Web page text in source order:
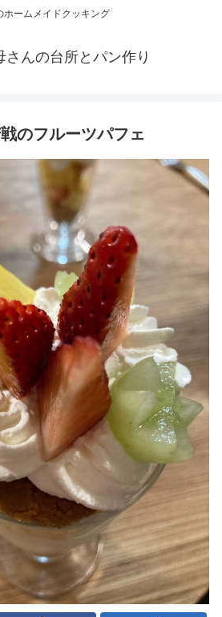
ホームメイドクッキング
さんの台所とパン作り
のフルーツパフェ